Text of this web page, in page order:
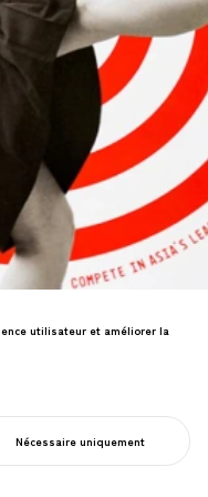
de marque pour le plus grand
de spectacles de rue d'Asie.
utilisateur et améliorer la
Nécessaire uniquement